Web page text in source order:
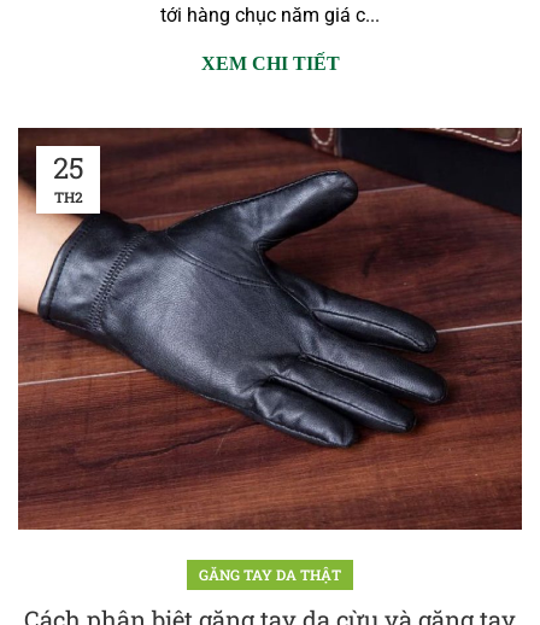
tới hàng chục năm giá c...
XEM CHI TIẾT
25
TH2
GĂNG TAY DA THẬT